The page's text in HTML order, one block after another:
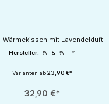
Wärmekissen mit Lavendelduft
Hersteller: PAT & PATTY
Varianten ab23,90 €*
32,90 €*